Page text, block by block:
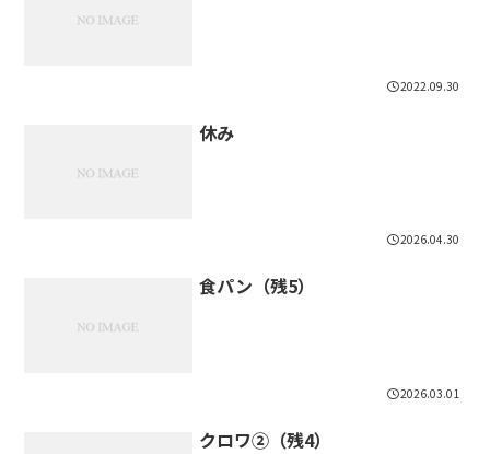
2022.09.30
休み
2026.04.30
食パン（残5）
2026.03.01
クロワ②（残4）